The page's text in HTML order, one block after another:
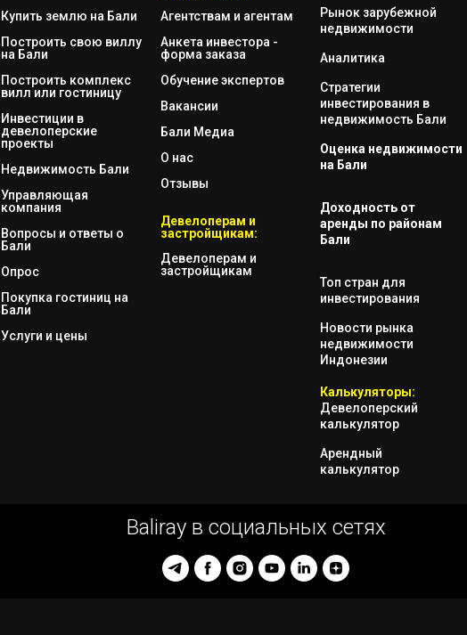
Купить землю на Бали
Построить свою виллу
на Бали
Построить комплекс
вилл или гостиницу
Инвестиции в
девелоперские
проекты
Недвижимость Бали
Управляющая
компания
Вопросы и ответы о
Бали
Опрос
Покупка гостиниц на
Бали
Услуги и цены
Агентствам и агентам
Анкета инвестора -
форма заказа
Обучение экспертов
Вакансии
Бали Медиа
О нас
Отзывы
Девелоперам и
застройщикам:
Девелоперам и
застройщикам
Рынок зарубежной
недвижимости
Аналитика
Стратегии
инвестирования в
недвижимость Бали
Оценка недвижимости
на Бали
Доходность от
аренды по районам
Бали
Топ стран для
инвестирования
Новости рынка
недвижимости
Индонезии
Калькуляторы:
Девелоперский
калькулятор
Арендный
калькулятор
Baliray в социальных сетях